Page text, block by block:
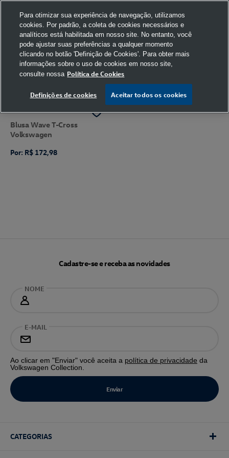
FILTRAR
Blusa Wave T-Cross
Volkswagen
Por: R$ 172,98
Cadastre-se e receba as novidades
NOME
E-MAIL
Ao clicar em "Enviar" você aceita a política de privacidade da
Volkswagen Collection.
CATEGORIAS
Para otimizar sua experiência de navegação, utilizamos
cookies. Por padrão, a coleta de cookies necessários e
analíticos está habilitada em nosso site. No entanto, você
pode ajustar suas preferências a qualquer momento
clicando no botão 'Definição de Cookies'. Para obter mais
informações sobre o uso de cookies em nosso site,
consulte nossa Política de Cookies
Definições de cookies Aceitar todos os cookies